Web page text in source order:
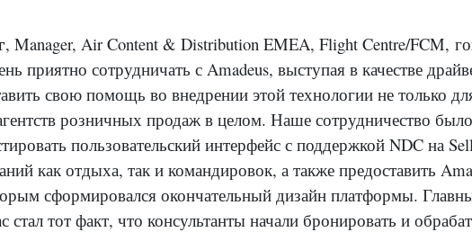
, Manager, Air Content & Distribution EMEA, Flight Centre/FCM,
приятно сотрудничать с Amadeus, выступая в качестве
свою помощь во внедрении этой технологии не только
розничных продаж в целом. Наше сотрудничество
пользовательский интерфейс с поддержкой NDC на
как отдыха, так и командировок, а также предоставить
сформировался окончательный дизайн платформы.
стал тот факт, что консультанты начали бронировать и